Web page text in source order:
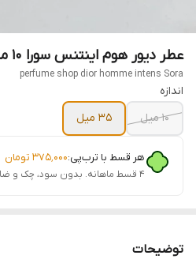
عطر دیور هوم اینتنس سورا ۱۰ میل و ۳۵ میل کد n121
perfume shop dior homme intens Sora
اندازه
10 میل
35 میل
هر قسط با ترب‌پی:۳۷۵٬۰۰۰ تومان
۴ قسط ماهانه. بدون سود، چک و ضامن.
توضیحات